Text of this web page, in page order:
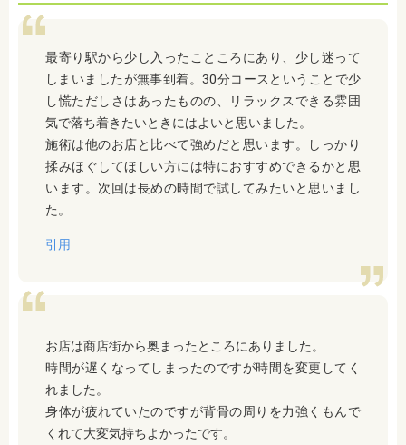
最寄り駅から少し入ったこところにあり、少し迷って
しまいましたが無事到着。30分コースということで少
し慌ただしさはあったものの、リラックスできる雰囲
気で落ち着きたいときにはよいと思いました。
施術は他のお店と比べて強めだと思います。しっかり
揉みほぐしてほしい方には特におすすめできるかと思
います。次回は長めの時間で試してみたいと思いまし
た。
引用
お店は商店街から奥まったところにありました。
時間が遅くなってしまったのですが時間を変更してく
れました。
身体が疲れていたのですが背骨の周りを力強くもんで
くれて大変気持ちよかったです。